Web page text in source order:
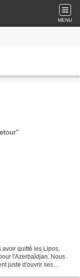
MENU
quitté les Lipos,
l'Azerbaîdjan. Nous
juste d'ouvrir ses